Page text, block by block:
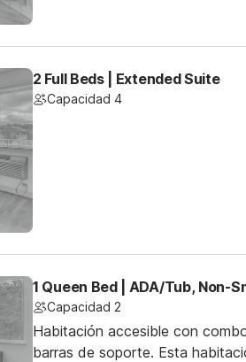
2 Full Beds | Extended Suite
Capacidad 4
1 Queen Bed | ADA/Tub, Non-
Capacidad 2
Habitación accesible con
barras de soporte. Esta